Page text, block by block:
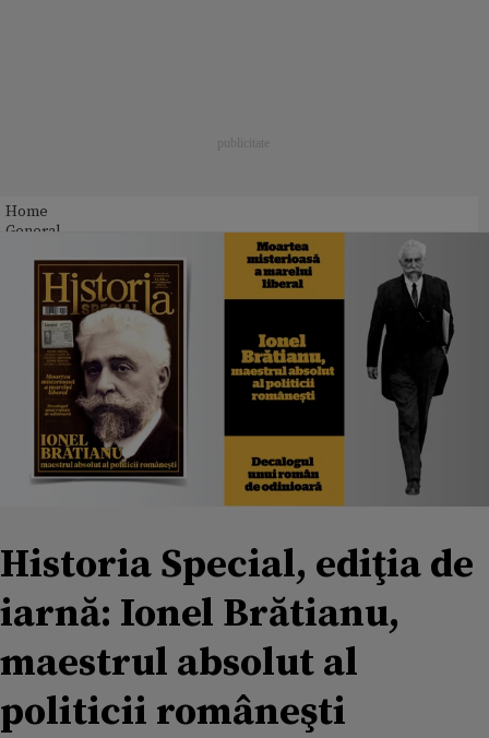
Home
General
Historia Special, ediţia de
iarnă: Ionel Brătianu,
maestrul absolut al
politicii româneşti